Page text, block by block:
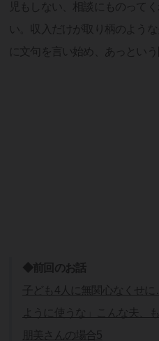
児もしない、相談にものって
い。収入だけが取り柄のよう
に文句を言い始め、あっとい
◆前回のお話
子ども4人に無関心なくせ
ように使うな」こんな夫、
朋美さんの場合5